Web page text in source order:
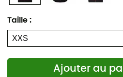
Taille :
Ajouter au
le meilleur des deux mondes :
synthétique doux et chaud qui
respirabilité et une flexibilité
uniquement sur les paysages à